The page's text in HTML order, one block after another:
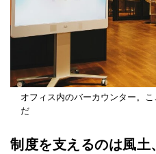
オフィス内のバーカウンター。
だ
制度を支えるのは風土